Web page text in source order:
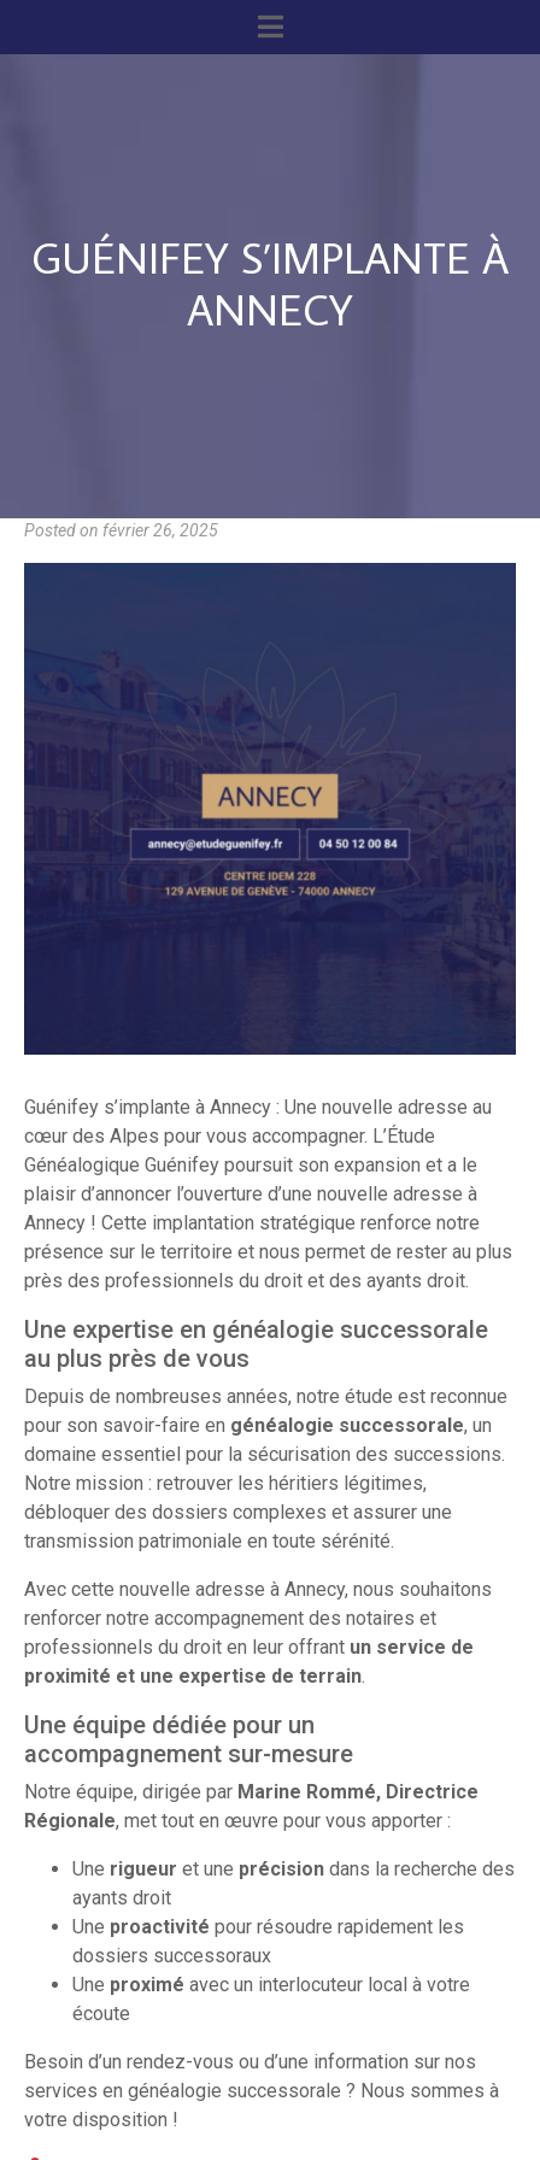
GUÉNIFEY S’IMPLANTE À
ANNECY
Posted on février 26, 2025
Guénifey s’implante à Annecy : Une nouvelle adresse au
cœur des Alpes pour vous accompagner. L’Étude
Généalogique Guénifey poursuit son expansion et a le
plaisir d’annoncer l’ouverture d’une nouvelle adresse à
Annecy ! Cette implantation stratégique renforce notre
présence sur le territoire et nous permet de rester au plus
près des professionnels du droit et des ayants droit.
Une expertise en généalogie successorale
au plus près de vous
Depuis de nombreuses années, notre étude est reconnue
pour son savoir-faire en généalogie successorale, un
domaine essentiel pour la sécurisation des successions.
Notre mission : retrouver les héritiers légitimes,
débloquer des dossiers complexes et assurer une
transmission patrimoniale en toute sérénité.
Avec cette nouvelle adresse à Annecy, nous souhaitons
renforcer notre accompagnement des notaires et
professionnels du droit en leur offrant un service de
proximité et une expertise de terrain.
Une équipe dédiée pour un
accompagnement sur-mesure
Notre équipe, dirigée par Marine Rommé, Directrice
Régionale, met tout en œuvre pour vous apporter :
Une rigueur et une précision dans la recherche des
ayants droit
Une proactivité pour résoudre rapidement les
dossiers successoraux
Une proximé avec un interlocuteur local à votre
écoute
Besoin d’un rendez-vous ou d’une information sur nos
services en généalogie successorale ? Nous sommes à
votre disposition !